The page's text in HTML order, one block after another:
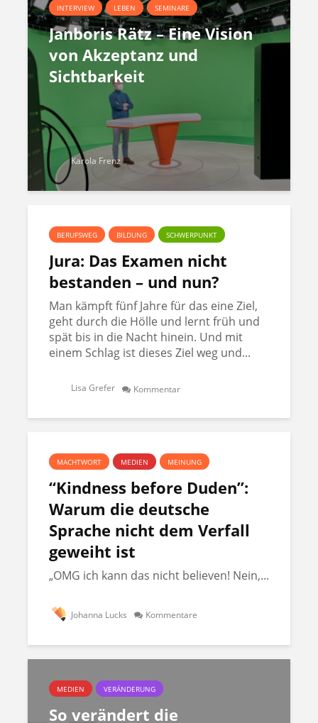
INTERVIEW LEBEN SEMINARE
Janboris Rätz – Eine Vision
von Akzeptanz und
Sichtbarkeit
Karola Frenz
BERUFSWEG BILDUNG SCHWERPUNKT
Jura: Das Examen nicht
bestanden – und nun?
Man kämpft fünf Jahre für das eine Ziel,
geht durch die Hölle und lernt früh und
spät bis in die Nacht hinein. Und mit
einem Schlag ist dieses Ziel weg und...
Lisa Grefer Kommentar
MACHTWORT MEDIEN MEINUNG
“Kindness before Duden”:
Warum die deutsche
Sprache nicht dem Verfall
geweiht ist
„OMG ich kann das nicht believen! Nein,...
Johanna Lucks Kommentare
MEDIEN VERÄNDERUNG
So verändert die